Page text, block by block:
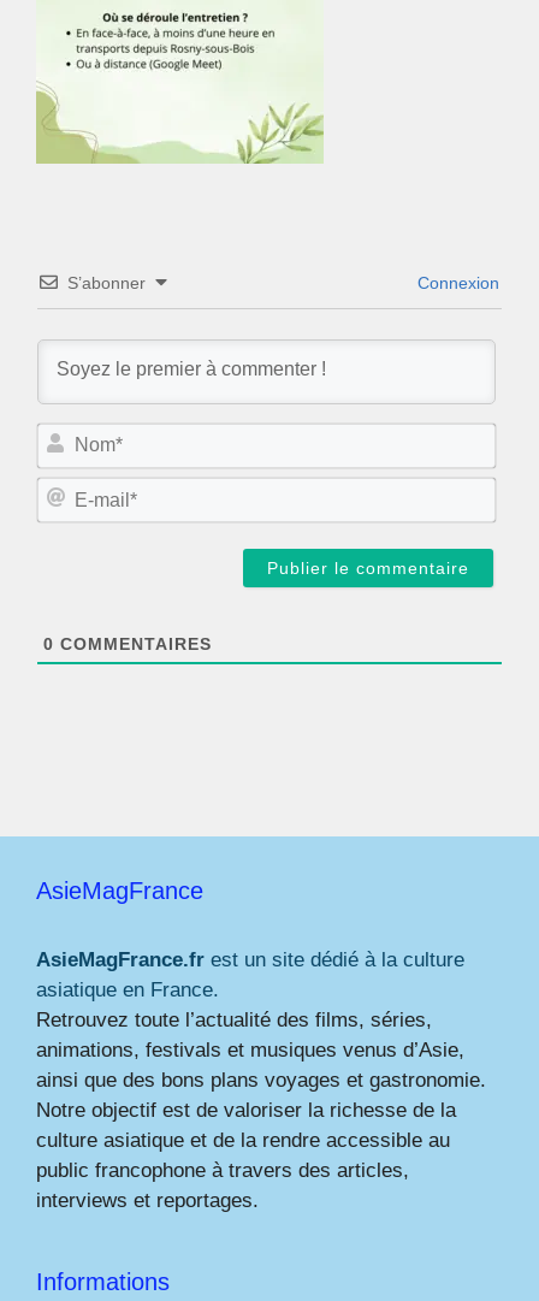
S’abonner Connexion
N
m
E
0 COMMENTAIRES
AsieMagFrance
AsieMagFrance.fr est un site dédié à la culture
asiatique en France.
Retrouvez toute l’actualité des films, séries,
animations, festivals et musiques venus d’Asie,
ainsi que des bons plans voyages et gastronomie.
Notre objectif est de valoriser la richesse de la
culture asiatique et de la rendre accessible au
public francophone à travers des articles,
interviews et reportages.
Informations